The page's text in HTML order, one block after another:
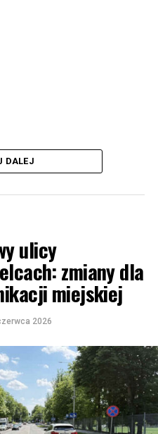
DALEJ
ulicy
zmiany dla
miejskiej
2026